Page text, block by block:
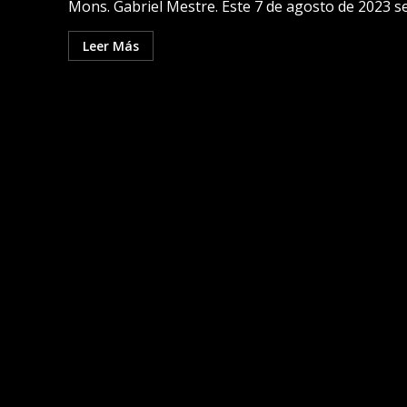
Mons. Gabriel Mestre. Este 7 de agosto de 2023
Leer Más